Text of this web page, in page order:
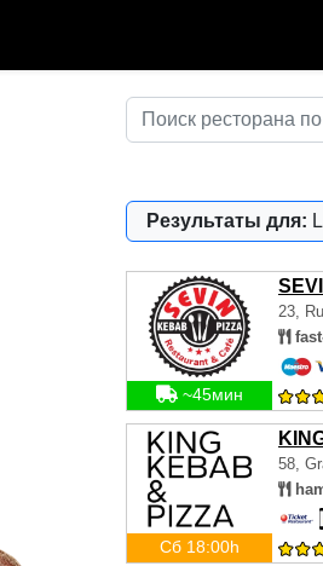
Результаты для:
23,
~45мин
58,
Сб 18:00h